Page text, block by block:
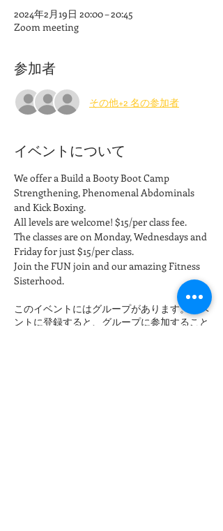
2024年2月19日 20:00 – 20:45
Zoom meeting
参加者
その他+2 名の参加者
イベントについて
We offer a Build a Booty Boot Camp
Strengthening, Phenomenal Abdominals
and Kick Boxing.
All levels are welcome! $15/per class fee.
The classes are on Monday, Wednesdays and
Friday for just $15/per class.
Join the FUN join and our amazing Fitness
Sisterhood.
このイベントにはグループがあります。イベ
ントに登録すると、グループに参加すること